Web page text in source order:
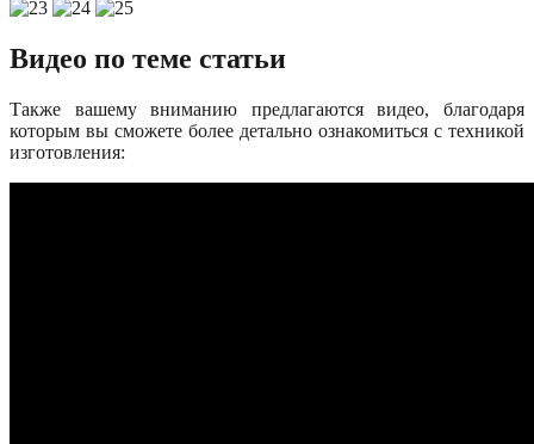
Видео по теме статьи
Также вашему вниманию предлагаются видео, благодаря
которым вы сможете более детально ознакомиться с техникой
изготовления: